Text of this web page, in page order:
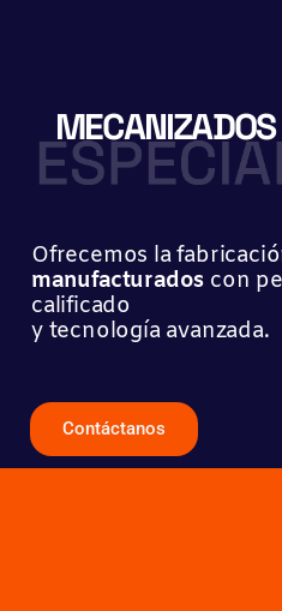
Ofrecemos la
manufacturados con
calificado
y tecnología avanzada.
Contáctanos